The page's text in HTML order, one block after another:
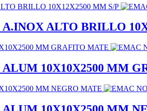
ALTO BRILLO
10X10X2500 MM